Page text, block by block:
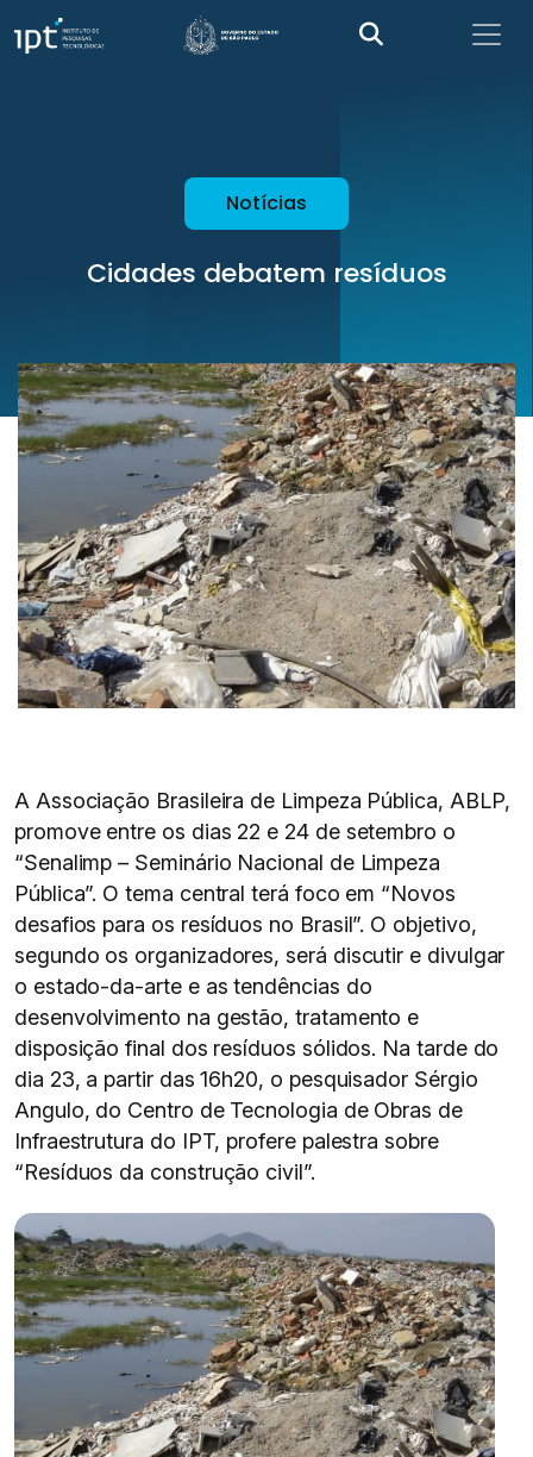
Notícias
Cidades debatem resíduos
A Associação Brasileira de Limpeza Pública, ABLP,
promove entre os dias 22 e 24 de setembro o
“Senalimp – Seminário Nacional de Limpeza
Pública”. O tema central terá foco em “Novos
desafios para os resíduos no Brasil”. O objetivo,
segundo os organizadores, será discutir e divulgar
o estado-da-arte e as tendências do
desenvolvimento na gestão, tratamento e
disposição final dos resíduos sólidos. Na tarde do
dia 23, a partir das 16h20, o pesquisador Sérgio
Angulo, do Centro de Tecnologia de Obras de
Infraestrutura do IPT, profere palestra sobre
“Resíduos da construção civil”.